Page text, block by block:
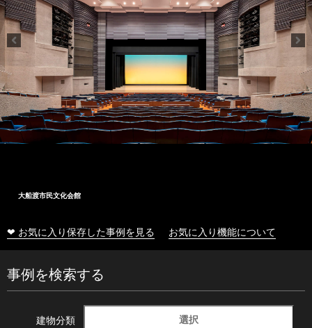
大船渡市民文化会館
❤ お気に入り保存した事例を見る お気に入り機能について
事例を検索する
建物分類 選択